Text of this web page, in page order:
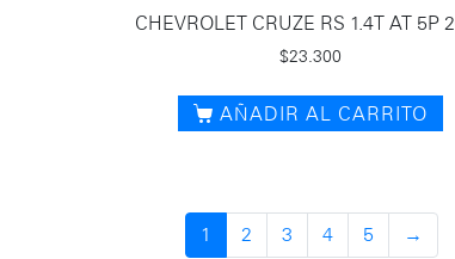
CHEVROLET CRUZE RS 1.4T AT 5P
$23.300
AÑADIR AL CARRITO
1 2 3 4 5 →